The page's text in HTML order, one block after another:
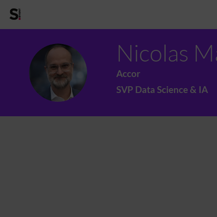
NM
Nicolas
Accor
SVP Data Science & IA